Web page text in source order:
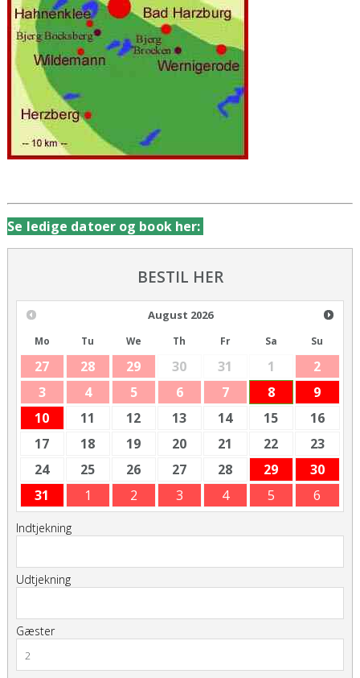
Se ledige datoer og book her:
BESTIL HER
August 2026
Mo Tu We Th Fr Sa Su
27 28 29 30 31 1
2
3
4 5 6 7 8
9
10
11 12 13 14 15
16
17
18 19 20 21 22
23
24
25 26 27 28 29
30
31
1 2 3 4 5 6
Indtjekning
Udtjekning
Gæster
2